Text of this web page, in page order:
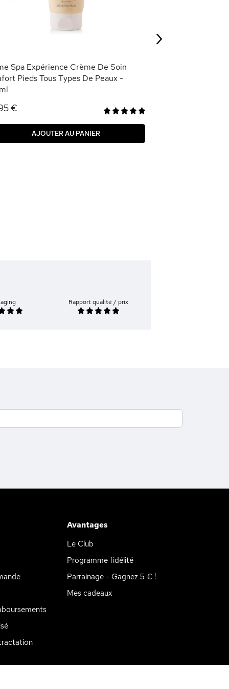
Spa Expérience Crème De Soin
Pieds Tous Types De Peaux -
€
AJOUTER AU PANIER
›
Rapport qualité / prix
Avantages
Le Club
Programme fidélité
Parrainage - Gagnez 5 € !
Mes cadeaux
Personnalisez vos préférences pour contrôler la manière